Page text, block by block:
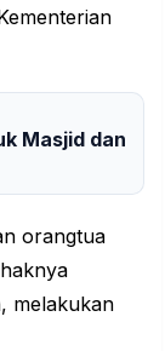
Masjid dan
orangtua
melakukan